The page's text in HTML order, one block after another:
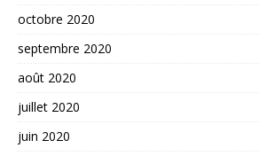
octobre 2020
septembre 2020
août 2020
juillet 2020
juin 2020